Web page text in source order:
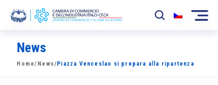
La Camera
News
News
Home/ News/ Piazza Venceslao si prepara alla ripartenza